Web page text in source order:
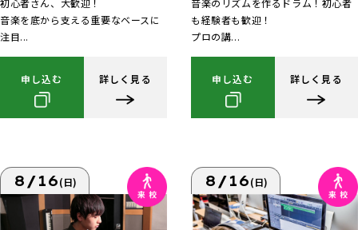
音楽を底から支える重要なベースに
注目...
申し込む 詳しく見る
も経験者も歓迎！
プロの講...
申し込む 詳しく見る
8/16(日) 8/16(日)